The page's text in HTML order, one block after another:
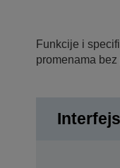
Funkcije i
promenama